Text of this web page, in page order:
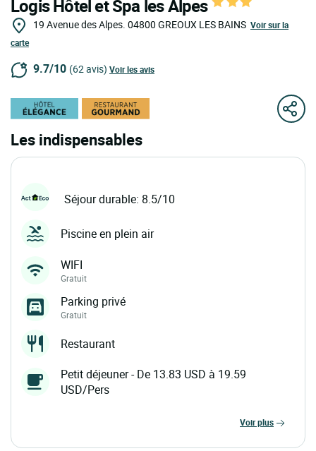
Logis Hôtel et Spa les Alpes
19 Avenue des Alpes. 04800 GREOUX LES BAINS Voir sur la
carte
9.7/10 (62 avis) Voir les avis
Les indispensables
Séjour durable: 8.5/10
Piscine en plein air
WIFI
Gratuit
Parking privé
Gratuit
Restaurant
Petit déjeuner - De 13.83 USD à 19.59
USD/Pers
voir plus